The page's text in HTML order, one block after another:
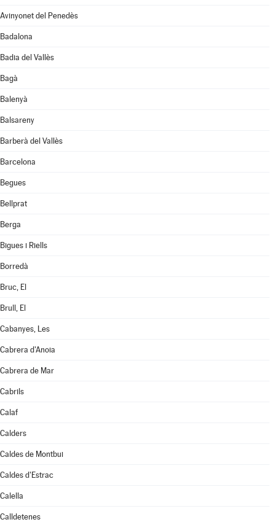
Avinyonet del Penedès
Badalona
Badia del Vallès
Bagà
Balenyà
Balsareny
Barberà del Vallès
Barcelona
Begues
Bellprat
Berga
Bigues i Riells
Borredà
Bruc, El
Brull, El
Cabanyes, Les
Cabrera d'Anoia
Cabrera de Mar
Cabrils
Calaf
Calders
Caldes de Montbui
Caldes d'Estrac
Calella
Calldetenes